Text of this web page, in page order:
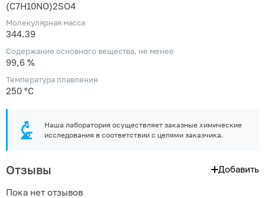
(C7H10NO)2SO4
Молекулярная масса
344.39
Содержание основного вещества, не менее
99,6 %
Температура плавления
250 ºС
Наша лаборатория осуществляет заказные химические
исследования в соответствии с целями заказчика.
Отзывы Добавить
Пока нет отзывов